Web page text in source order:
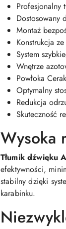
Profesjonalny
Dostosowany
Montaż
Konstrukcja
System
Wnętrze
Powłoka
Optymalny
Redukcja
Skuteczność
Wysoka
Tłumik dźwięku
efektywności,
stabilny dzięki
karabinku.